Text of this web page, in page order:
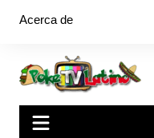
Acerca de